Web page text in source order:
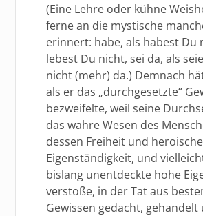
(Eine Lehre oder kühne
ferne an die mystische
erinnert: habe, als habest Du
lebest Du nicht, sei da, als
nicht (mehr) da.) Demnach
als er das „durchgesetzte“
bezweifelte, weil seine
das wahre Wesen des
dessen Freiheit und heroische
Eigenständigkeit, und
bislang unentdeckte hohe
verstoße, in der Tat aus
Gewissen gedacht,